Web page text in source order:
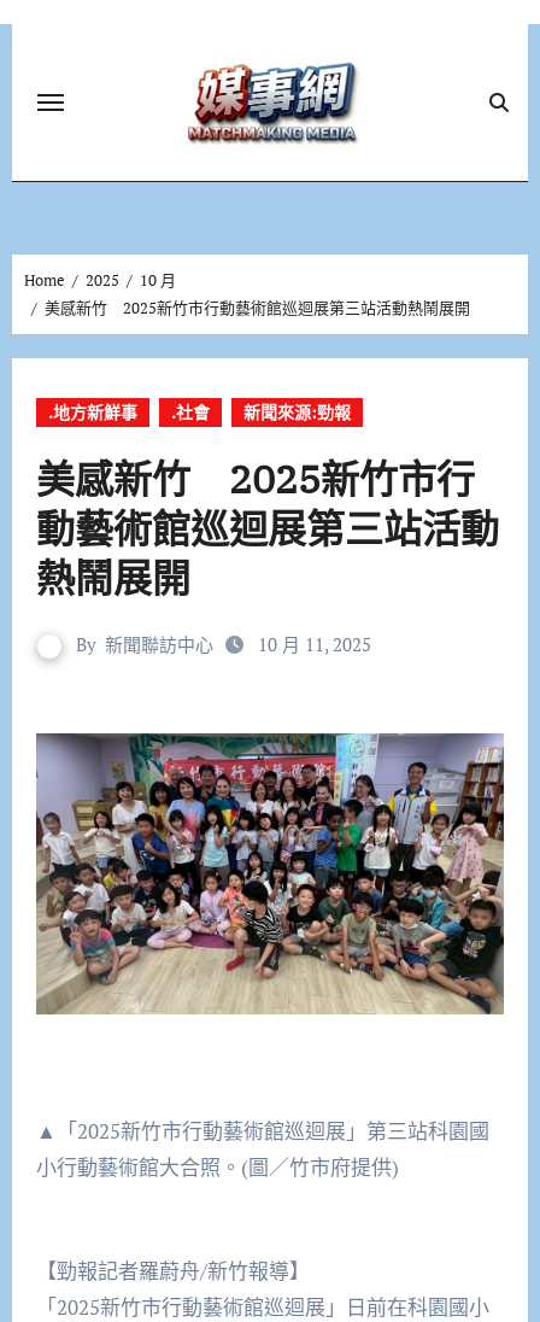
Home 2025
10 月
美感新竹 2025新竹市行動藝術館巡迴展第三站活動熱鬧展開
.地方新鮮事 .社會 新聞來源:勁報
美感新竹 2025新竹市行
動藝術館巡迴展第三站活動
熱鬧展開
By 新聞聯訪中心 10 月 11, 2025
▲「2025新竹市行動藝術館巡迴展」第三站科園國
小行動藝術館大合照。(圖／竹市府提供)
【勁報記者羅蔚舟/新竹報導】
「2025新竹市行動藝術館巡迴展」日前在科園國小